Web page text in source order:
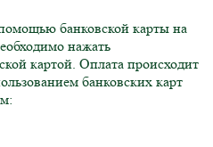
банковской карты на
нажать
картой. Оплата происходит
банковских карт